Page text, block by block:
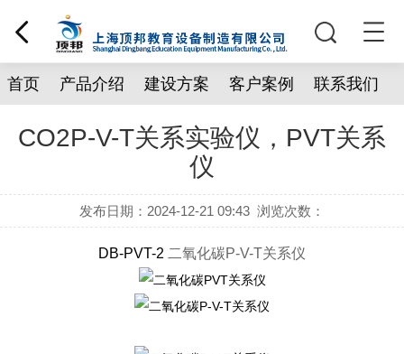
首页 产品介绍 建设方案 客户案例 联系我们
CO2P-V-T关系实验仪，PVT关系
仪
发布日期：2024-12-21 09:43 浏览次数：
DB-PVT-2 二氧化碳P-V-T关系仪